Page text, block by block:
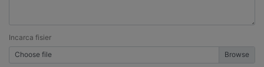
Incarca fisier
Choose file